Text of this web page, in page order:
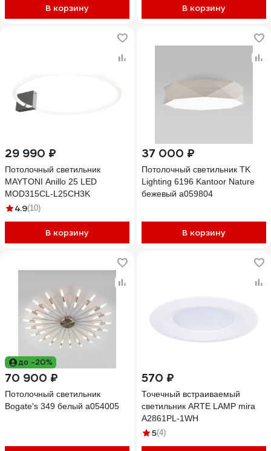
В корзину
140x140x100 мм RAL9003
белый муар V1-R0-00809-
В корзину
29 990 ₽
Потолочный светильник
MAYTONI Anillo 25 LED
MOD315CL-L25CH3K
4.9(10)
В корзину
37 000 ₽
Потолочный светильник TK
Lighting 6196 Kantoor Nature
бежевый a059804
В корзину
до -20%
70 900 ₽
Потолочный светильник
Bogate's 349 белый a054005
570 ₽
Точечный встраиваемый
светильник ARTE LAMP mira
A2861PL-1WH
5(4)